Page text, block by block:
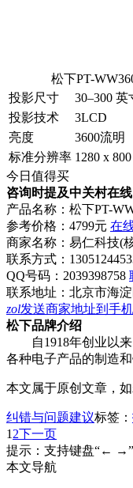
松下PT-
投影尺寸
30–300 英
投影技术
3LCD
亮度
3600流明
标准分辨率 1280 x 800
今日值得买
咨询时提及中关村在
产品名称： 松下PT-
参考价格： 4799元 在
商家名称： 易仁科技(
联系方式：
QQ号码：2039398758
联系地址： 北京市海
zol发送商家地址到手机
松下品牌介绍
自1918年创业以来
各种电子产品的制
本文属于原创文章，
纠错与问题建议标签：
1 2下一页
提示：支持键盘“←
本文导航